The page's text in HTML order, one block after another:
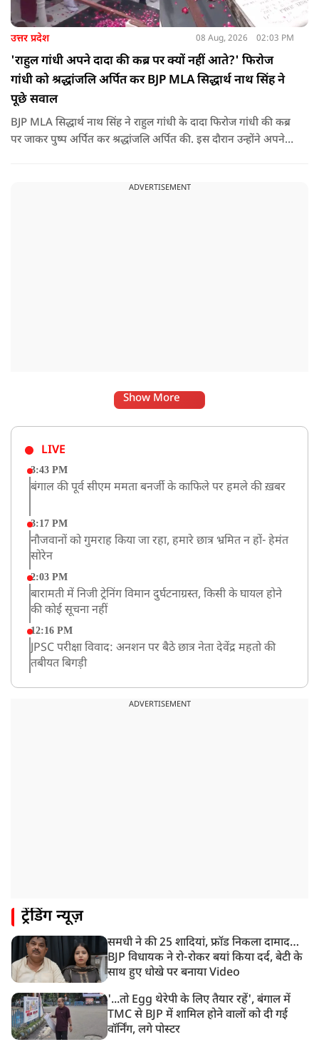
उत्तर प्रदेश 08 Aug, 2026 02:03 PM
'राहुल गांधी अपने दादा की कब्र पर क्यों नहीं आते?' फिरोज
गांधी को श्रद्धांजलि अर्पित कर BJP MLA सिद्धार्थ नाथ सिंह ने
पूछे सवाल
BJP MLA सिद्धार्थ नाथ सिंह ने राहुल गांधी के दादा फिरोज गांधी की कब्र
पर जाकर पुष्प अर्पित कर श्रद्धांजलि अर्पित की. इस दौरान उन्होंने अपने
ADVERTISEMENT
Show More
LIVE
3:43 PM
बंगाल की पूर्व सीएम ममता बनर्जी के काफिले पर हमले की ख़बर
3:17 PM
नौजवानों को गुमराह किया जा रहा, हमारे छात्र भ्रमित न हों- हेमंत
सोरेन
2:03 PM
बारामती में निजी ट्रेनिंग विमान दुर्घटनाग्रस्त, किसी के घायल होने
की कोई सूचना नहीं
12:16 PM
JPSC परीक्षा विवाद: अनशन पर बैठे छात्र नेता देवेंद्र महतो की
तबीयत बिगड़ी
रांचीः छात्रों के समर्थन में विधायक जयराम महतो ने शुरू किया
देशभर में आज से 'हर घर तिरंगा' अभियान, सीएम योगी लखनऊ
8:21 AM
गाज़ियाबाद में मुठभेड़, 3 ड्रग तस्कर गिरफ्तार, 21 किलो गांजा
बरामद
ADVERTISEMENT
ट्रेंडिंग न्यूज़
समधी ने की 25 शादियां, फ्रॉड निकला दामाद…
BJP विधायक ने रो-रोकर बयां किया दर्द, बेटी के
साथ हुए धोखे पर बनाया Video
'...तो Egg थेरेपी के लिए तैयार रहें', बंगाल में
TMC से BJP में शामिल होने वालों को दी गई
वॉर्निंग, लगे पोस्टर